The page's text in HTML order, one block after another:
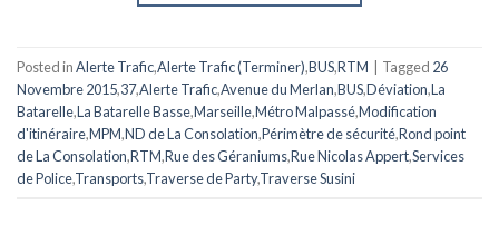
Posted inAlerte Trafic,Alerte Trafic (Terminer),BUS,RTM Tagged 26
Novembre 2015,37,Alerte Trafic,Avenue du Merlan,BUS,Déviation,La
Batarelle,La Batarelle Basse,Marseille,Métro Malpassé,Modification
d'itinéraire,MPM,ND de La Consolation,Périmètre de sécurité,Rond point
de La Consolation,RTM,Rue des Géraniums,Rue Nicolas Appert,Services
de Police,Transports,Traverse de Party,Traverse Susini